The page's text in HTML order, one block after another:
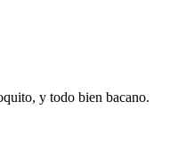
y todo bien bacano.